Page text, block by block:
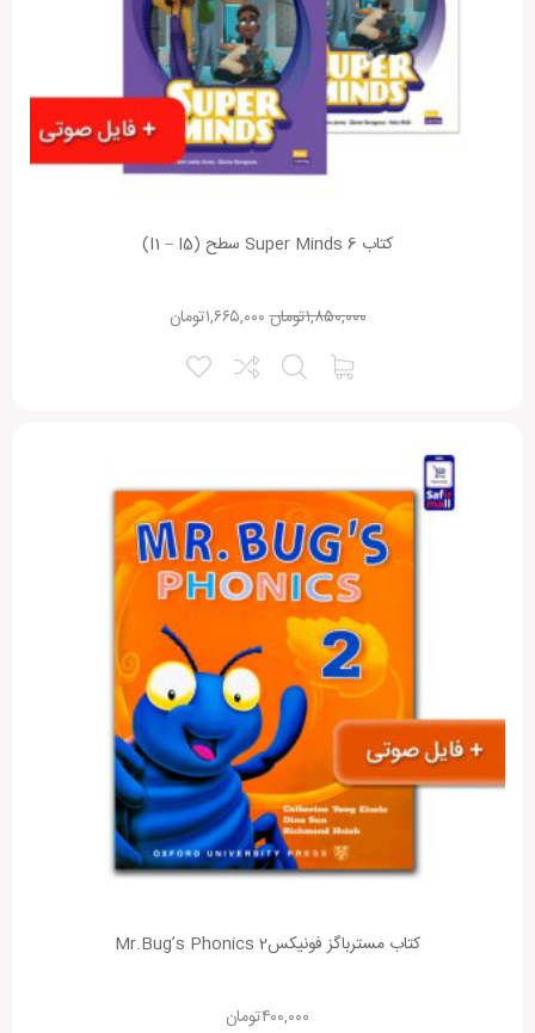
کتاب Super Minds 6 سطح (I1 – I5)
تومان۱,۸۵۰,۰۰۰ تومان۱,۶۶۵,۰۰۰
کتاب مسترباگز فونیکس2 Mr.Bug’s Phonics
تومان۴۰۰,۰۰۰